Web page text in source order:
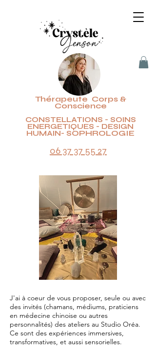
Thérapeute Corps &
Conscience
CONSTELLATIONS - SOINS
ENERGETIQUES - DESIGN
HUMAIN- SOPHROLOGIE
06 37 37 55 27
J'ai à coeur de vous proposer, seule ou avec
des invités (chamans, médiums, praticiens
en médecine chinoise ou autres
personnalités) des ateliers au Studio Oréa.
Ce sont des expériences immersives,
transformatives, et aussi sensorielles.